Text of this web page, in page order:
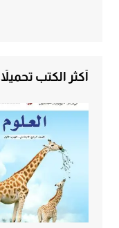
أكثر الكتب تحميلاً